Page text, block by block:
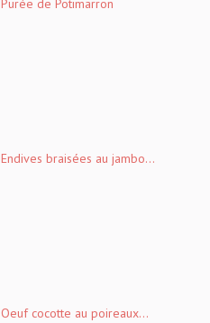
Endives braisées au jambo...
Oeuf cocotte au poireaux...